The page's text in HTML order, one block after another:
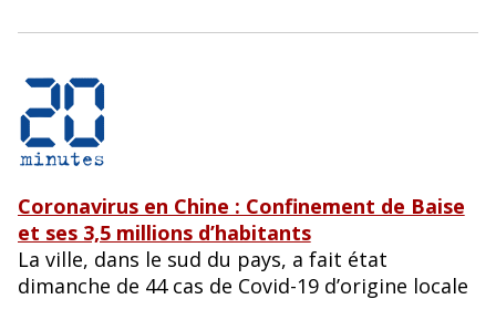
Coronavirus en Chine : Confinement de Baise
et ses 3,5 millions d’habitants
La ville, dans le sud du pays, a fait état
dimanche de 44 cas de Covid-19 d’origine locale